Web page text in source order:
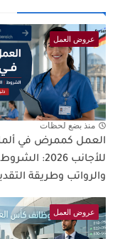
عروض العمل
منذ بضع لحظات
العمل كممرض في
للأجانب 2026: الشروط
والرواتب وطريقة
عروض العمل